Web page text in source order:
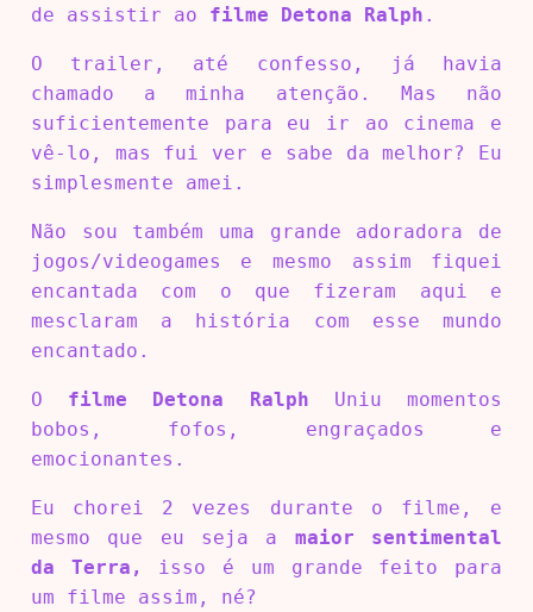
de assistir ao filme Detona Ralph .
O trailer, até confesso, já havia
chamado a minha atenção. Mas não
suficientemente para eu ir ao cinema e
vê-lo, mas fui ver e sabe da melhor? Eu
simplesmente amei.
Não sou também uma grande adoradora de
jogos/videogames e mesmo assim fiquei
encantada com o que fizeram aqui e
mesclaram a história com esse mundo
encantado.
O filme Detona Ralph Uniu momentos
bobos, fofos, engraçados e
emocionantes.
Eu chorei 2 vezes durante o filme, e
mesmo que eu seja a maior sentimental
da Terra,
isso é um grande feito para
um filme assim, né?